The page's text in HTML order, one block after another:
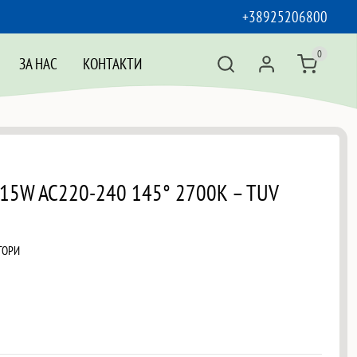
+38925206800
ЗА НАС КОНТАКТИ 0
AC220-240 145° 2700K – TUV